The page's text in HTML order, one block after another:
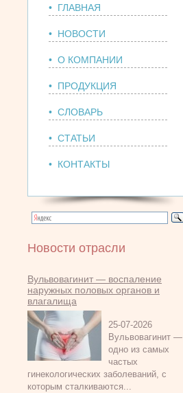
• ГЛАВНАЯ
• НОВОСТИ
• О КОМПАНИИ
• ПРОДУКЦИЯ
• СЛОВАРЬ
• СТАТЬИ
• КОНТАКТЫ
Новости отрасли
Вульвовагинит — воспаление
наружных половых органов и
влагалища
25-07-2026
Вульвовагинит —
одно из самых
частых
гинекологических заболеваний, с
которым сталкиваются...